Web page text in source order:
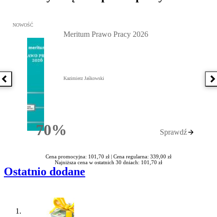
Poprzednia książka
Przejdź do: Meritum Prawo Pracy 2026, Kazimierz Jaśkowski -
NOWOŚĆ
70%Rabatu
Meritum Prawo Pracy 2026
Kazimierz Jaśkowski
Sprawdź
Cena promocyjna: 101,70 zł | Cena regularna: 339,00 zł
Najniższa cena w ostatnich 30 dniach: 101,70 zł
Ostatnio dodane